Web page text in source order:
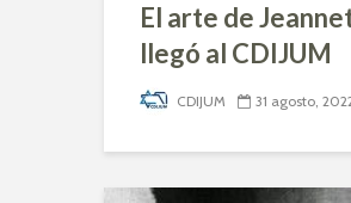
El arte de
llegó al CDIJUM
CDIJUM 31 agosto,